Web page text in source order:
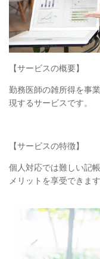
【サービスの概要】
勤務医師の雑所得を事
現するサービスです。
【サービスの特徴】
個人対応では難しい記
メリットを享受できます